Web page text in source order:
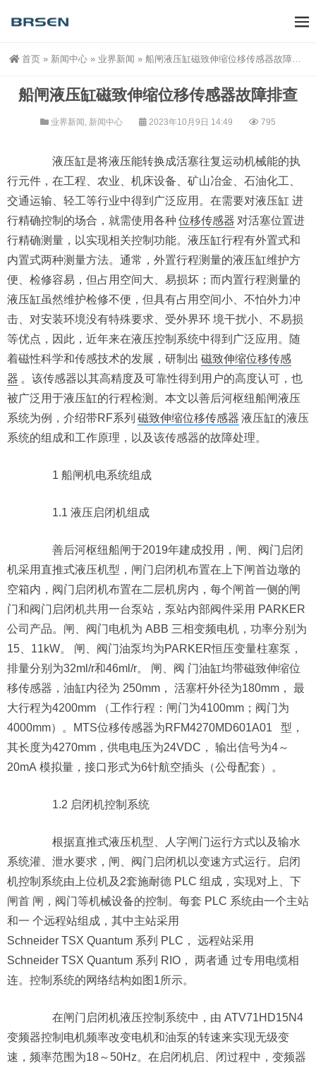
首页 » 新闻中心 » 业界新闻 » 船闸液压缸磁致伸缩位移传感器故障排查
船闸液压缸磁致伸缩位移传感器故障排查
业界新闻 , 新闻中心 2023年10月9日 14:49 795
液压缸是将液压能转换成活塞往复运动机械能的执
行元件，在工程、农业、机床设备、矿山冶金、石油化工、
交通运输、轻工等行业中得到广泛应用。在需要对液压缸 进
行精确控制的场合，就需使用各种 位移传感器 对活塞位置进
行精确测量，以实现相关控制功能。液压缸行程有外置式和
内置式两种测量方法。通常，外置行程测量的液压缸维护方
便、检修容易，但占用空间大、易损坏；而内置行程测量的
液压缸虽然维护检修不便，但具有占用空间小、不怕外力冲
击、对安装环境没有特殊要求、受外界环 境干扰小、不易损
等优点，因此，近年来在液压控制系统中得到广泛应用。随
着磁性科学和传感技术的发展，研制出 磁致伸缩位移传感
器 。该传感器以其高精度及可靠性得到用户的高度认可，也
被广泛用于液压缸的行程检测。本文以善后河枢纽船闸液压
系统为例，介绍带RF系列 磁致伸缩位移传感器 液压缸的液压
系统的组成和工作原理，以及该传感器的故障处理。
1 船闸机电系统组成
1.1 液压启闭机组成
善后河枢纽船闸于2019年建成投用，闸、阀门启闭
机采用直推式液压机型，闸门启闭机布置在上下闸首边墩的
空箱内，阀门启闭机布置在二层机房内，每个闸首一侧的闸
门和阀门启闭机共用一台泵站，泵站内部阀件采用 PARKER
公司产品。闸、阀门电机为 ABB 三相变频电机，功率分别为
15、11kW。 闸、阀门油泵均为PARKER恒压变量柱塞泵，
排量分别为32ml/r和46ml/r。 闸、阀 门油缸均带磁致伸缩位
移传感器，油缸内径为 250mm， 活塞杆外径为180mm， 最
大行程为4200mm （工作行程：闸门为4100mm；阀门为
4000mm）。MTS位移传感器为RFM4270MD601A01 型，
其长度为4270mm，供电电压为24VDC， 输出信号为4～
20mA 模拟量，接口形式为6针航空插头（公母配套）。
1.2 启闭机控制系统
根据直推式液压机型、人字闸门运行方式以及输水
系统灌、泄水要求，闸、阀门启闭机以变速方式运行。启闭
机控制系统由上位机及2套施耐德 PLC 组成，实现对上、下
闸首 闸，阀门等机械设备的控制。每套 PLC 系统由一个主站
和一 个远程站组成，其中主站采用
Schneider TSX Quantum 系列 PLC， 远程站采用
Schneider TSX Quantum 系列 RIO， 两者通 过专用电缆相
连。控制系统的网络结构如图1所示。
在闸门启闭机液压控制系统中，由 ATV71HD15N4
变频器控制电机频率改变电机和油泵的转速来实现无级变
速，频率范围为18～50Hz。在启闭机启、闭过程中，变频器